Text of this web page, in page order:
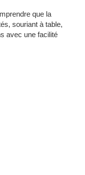
que la
souriant à table,
avec une facilité